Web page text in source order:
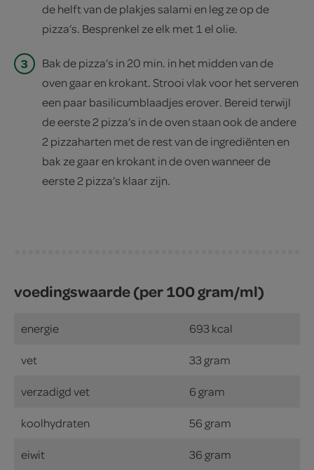
de helft van de plakjes salami en leg ze op de
pizza’s. Besprenkel ze elk met 1 el olie.
3
Bak de pizza’s in 20 min. in het midden van de
oven gaar en krokant. Strooi vlak voor het serveren
een paar basilicumblaadjes erover. Bereid terwijl
de eerste 2 pizza’s in de oven staan ook de andere
2 pizzaharten met de rest van de ingrediënten en
bak ze gaar en krokant in de oven wanneer de
eerste 2 pizza’s klaar zijn.
voedingswaarde (per 100 gram/ml)
energie 693 kcal
vet 33 gram
verzadigd vet 6 gram
koolhydraten 56 gram
eiwit 36 gram